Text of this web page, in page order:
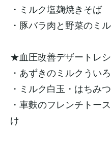
・ミルク塩麹焼きそば
・豚バラ肉と野菜のミ
★血圧改善デザートレ
・あずきのミルクうい
・ミルク白玉・はちみ
・車麩のフレンチトー
け